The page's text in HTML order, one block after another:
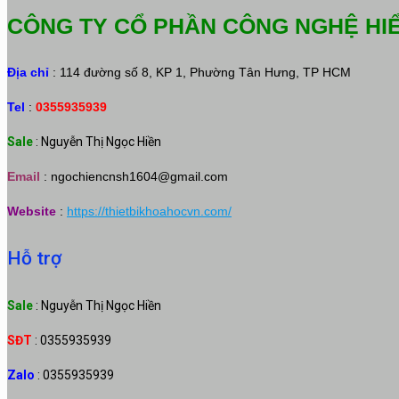
CÔNG TY CỔ PHẦN CÔNG NGHỆ
Địa chỉ : 114 đường số 8, KP 1, Phường Tân Hưng, TP HCM
Tel : 0355935939
Sale : Nguyễn Thị Ngọc Hiền
Email : ngochiencnsh1604@gmail.com
Website : https://thietbikhoahocvn.com/
Hỗ trợ
Sale : Nguyễn Thị Ngọc Hiền
SĐT : 0355935939
Zalo : 0355935939